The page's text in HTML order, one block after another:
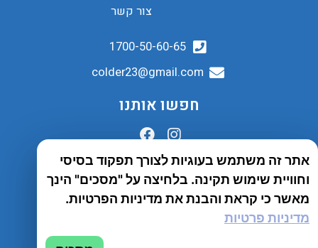
צור קשר
1700-50-60-65
colder23@gmail.com
חפשו אותנו
הובלות לכל הארץ
שירות יבואן
אתר זה משתמש בעוגיות לצורך תפקוד בסיסי
וחוויית שימוש תקינה. בלחיצה על "מסכים" הינך
מאשר כי קראת והבנת את מדיניות הפרטיות.
מדיניות פרטיות